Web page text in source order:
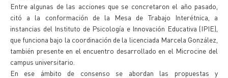
Entre algunas de las acciones que se concretaron el año pasado,
citó a la conformación de la Mesa de Trabajo Interétnica, a
instancias del Instituto de Psicología e Innovación Educativa (IPIE),
que funciona bajo la coordinación de la licenciada Marcela González,
también presente en el encuentro desarrollado en el Microcine del
campus universitario.
En ese ámbito de consenso se abordan las propuestas y